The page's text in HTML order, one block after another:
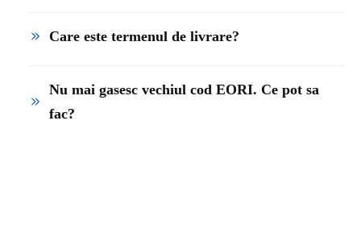
Care este termenul de livrare?
Nu mai gasesc vechiul cod EORI. Ce pot sa
fac?